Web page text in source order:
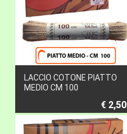
LACCIO COTONE PIATTO
MEDIO CM 100
€ 2,50